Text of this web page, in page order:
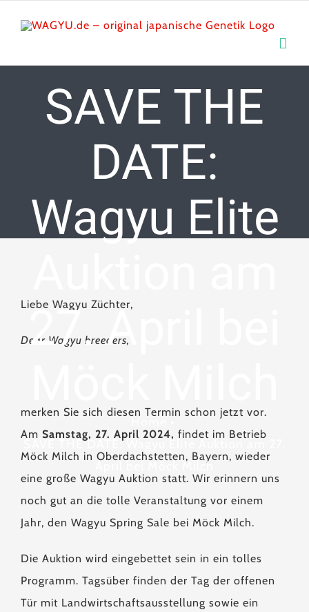
SAVE THE
DATE:
Wagyu Elite
27. April bei
SAVE THE DATE: Wagyu Elite Auktion am 27.
April bei Möck Milch
Liebe Wagyu Züchter,
Dear Wagyu breeders,
merken Sie sich diesen Termin schon jetzt vor.
Am Samstag, 27. April 2024, findet im Betrieb
Möck Milch in Oberdachstetten, Bayern, wieder
eine große Wagyu Auktion statt. Wir erinnern uns
noch gut an die tolle Veranstaltung vor einem
Jahr, den Wagyu Spring Sale bei Möck Milch.
Die Auktion wird eingebettet sein in ein tolles
Programm. Tagsüber finden der Tag der offenen
Tür mit Landwirtschaftsausstellung sowie ein